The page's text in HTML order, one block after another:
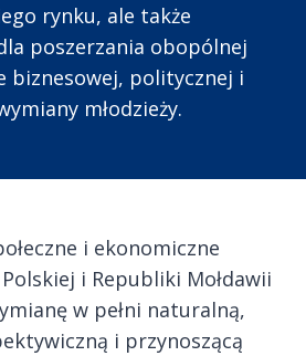
rynku, ale także
poszerzania obopólnej
biznesowej, politycznej i
młodzieży.
i ekonomiczne
i Republiki Mołdawii
w pełni naturalną,
i przynoszącą